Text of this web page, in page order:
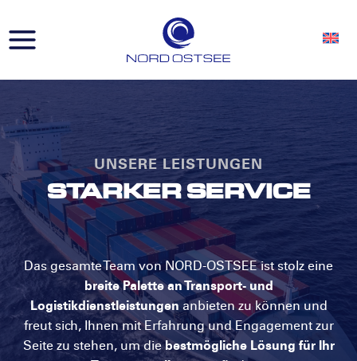
Inhalt
springen
UNSERE LEISTUNGEN
STARKER SERVICE
Das gesamte Team von NORD-OSTSEE ist stolz eine
breite Palette an Transport- und
Logistikdienstleistungenanbieten zu können und
freut sich, Ihnen mit Erfahrung und Engagement zur
Seite zu stehen, um diebestmögliche Lösung für Ihr